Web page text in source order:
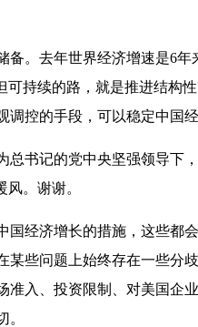
。去年世界经济增速是6年
持续的路，就是推进结构
控的手段，可以稳定中国经
书记的党中央坚强领导下
。谢谢。
经济增长的措施，这些都
些问题上始终存在一些分
入、投资限制、对美国企
。